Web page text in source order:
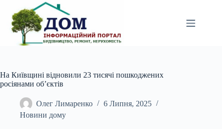
вмісту
На Київщині відновили 23 тисячі пошкоджених
росіянами об’єктів
Олег Лимаренко
6 Липня, 2025
Новини дому